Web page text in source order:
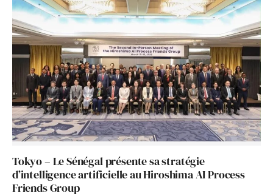
Tokyo – Le Sénégal présente sa stratégie
d’intelligence artificielle au Hiroshima AI Process
Friends Group